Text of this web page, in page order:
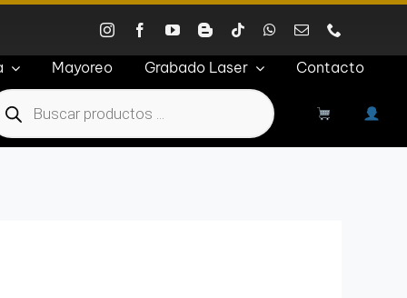
Mayoreo Grabado Laser
Contacto